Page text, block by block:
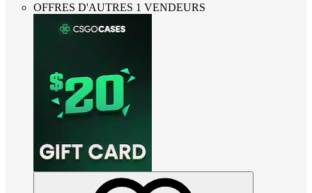
OFFRES D'AUTRES 1 VENDEURS